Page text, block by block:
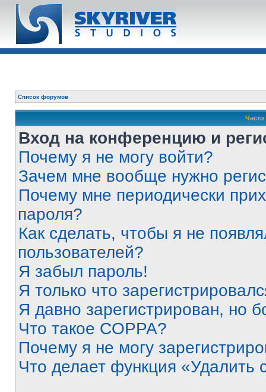
Список форумов
Вход на конференцию и
Почему я не могу войти?
Зачем мне вообще нужно
Почему мне периодически
пароля?
Как сделать, чтобы я не
пользователей?
Я забыл пароль!
Я только что
Я давно зарегистрирован, но
Что такое COPPA?
Почему я не могу
Что делает функция «Удалить